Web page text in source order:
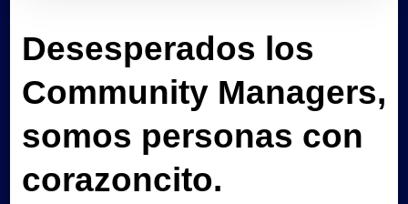
Desesperados los
Community Managers,
somos personas con
corazoncito.